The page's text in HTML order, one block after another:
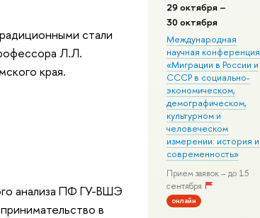
29 октября –
30 октября
Международная
научная конференция
«Миграции в Росcии и
СССР в социально-
экономическом,
демографическом,
культурном и
человеческом
измерении: история и
современность»
Прием заявок – до 15
сентября
онлайн
стали
Л.Л.
края.
анализа ПФ ГУ-ВШЭ
в